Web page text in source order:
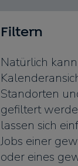
Filtern
Natürlich
Standorten
gefiltert
lassen sich
Jobs einer
oder eines